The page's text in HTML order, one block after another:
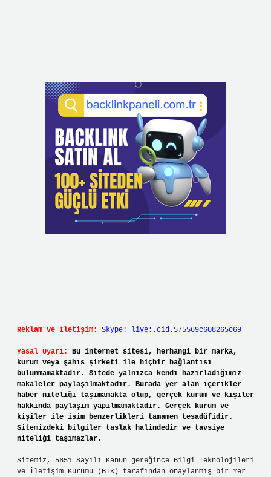
Reklam ve İletişim: Skype: live:.cid.575569c608265c69
Yasal Uyarı:
Bu internet sitesi, herhangi bir marka,
kurum veya şahıs şirketi ile hiçbir bağlantısı
bulunmamaktadır. Sitede yalnızca kendi hazırladığımız
makaleler paylaşılmaktadır. Burada yer alan içerikler
haber niteliği taşımamakta olup, gerçek kurum ve kişiler
hakkında paylaşım yapılmamaktadır. Gerçek kurum ve
kişiler ile isim benzerlikleri tamamen tesadüfidir.
Sitemizdeki bilgiler taslak halindedir ve tavsiye
niteliği taşımazlar.
Sitemiz, 5651 Sayılı Kanun gereğince Bilgi Teknolojileri
ve İletişim Kurumu (BTK) tarafından onaylanmış bir Yer